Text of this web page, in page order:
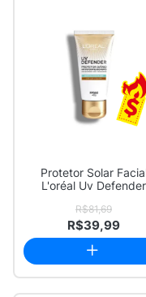
Protetor Solar
L'oréal Uv Defender
R$81,69
R$39,99